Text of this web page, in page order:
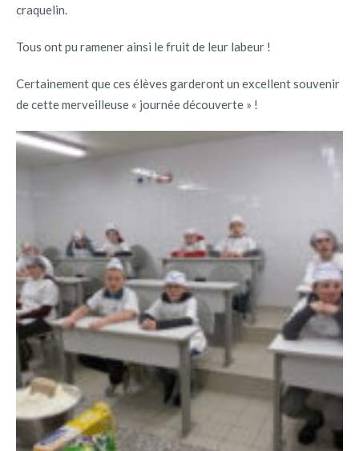
craquelin.
Tous ont pu ramener ainsi le fruit de leur labeur !
Certainement que ces élèves garderont un excellent souvenir
de cette merveilleuse « journée découverte » !